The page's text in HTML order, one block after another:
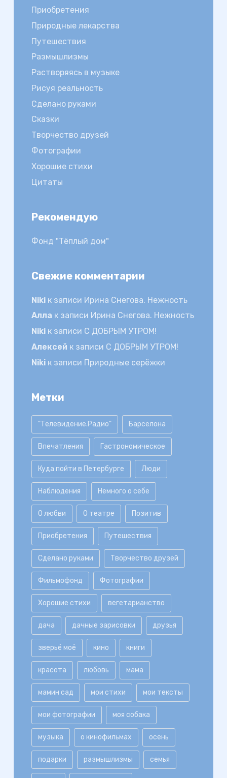
Приобретения
Природные лекарства
Путешествия
Размышлизмы
Растворяясь в музыке
Рисуя реальность
Сделано руками
Сказки
Творчество друзей
Фотографии
Хорошие стихи
Цитаты
Рекомендую
Фонд "Тёплый дом"
Свежие комментарии
Nikiк записи Ирина Снегова. Нежность
Алла к записи Ирина Снегова. Нежность
Nikiк записи С ДОБРЫМ УТРОМ!
Алексей к записи С ДОБРЫМ УТРОМ!
Nikiк записи Природные серёжки
Метки
"Телевидение.Радио" Барселона
Впечатления Гастрономическое
Куда пойти в Петербурге Люди
Наблюдения Немного о себе
О любви О театре Позитив
Приобретения Путешествия
Сделано руками Творчество друзей
Фильмофонд Фотографии
Хорошие стихи вегетарианство
дача дачные зарисовки друзья
зверьё моё кино книги
красота любовь мама
мамин сад мои стихи мои тексты
мои фотографии моя собака
музыка о кинофильмах осень
подарки размышлизмы семья